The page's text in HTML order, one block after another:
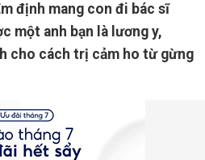
định mang con đi bác sĩ
một anh bạn là lương y,
cho cách trị cảm ho từ gừng